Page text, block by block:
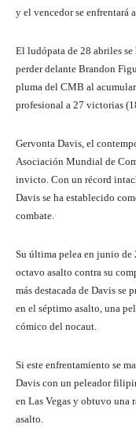
y el vencedor se enfrentará
El ludópata de 28 abriles
perder delante Brandon
pluma del CMB al
profesional a 27 victorias
Gervonta Davis, el
Asociación Mundial de
invicto. Con un récord
Davis se ha establecido
combate.
Su última pelea en junio
octavo asalto contra su
más destacada de Davis se
en el séptimo asalto, una
cómico del nocaut.
Si este enfrentamiento se
Davis con un peleador
en Las Vegas y obtuvo una
asalto.